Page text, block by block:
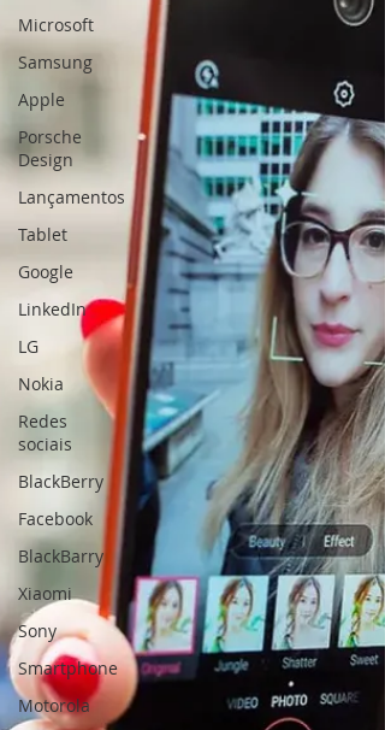
Microsoft
Samsung
Apple
Porsche
Design
Lançamentos
Tablet
Google
LinkedIn
LG
Nokia
Redes
sociais
BlackBerry
Facebook
BlackBarry
Xiaomi
Sony
Smartphone
Motorola